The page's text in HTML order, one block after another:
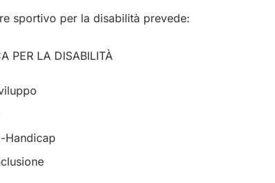
sportivo per la disabilità prevede:
PER LA DISABILITÀ
Handicap